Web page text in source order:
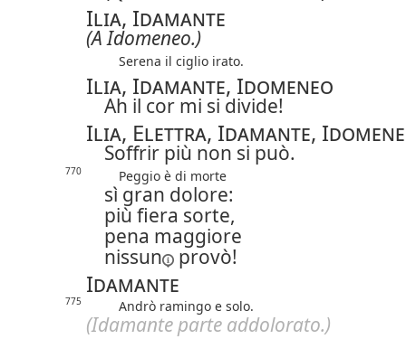
Ilia, Idamante
(A Idomeneo.)
Serena il ciglio irato.
Ilia, Idamante, Idomeneo
Ah il cor mi si divide!
Ilia, Elettra, Idamante,
Soffrir più non si può.
770 Peggio è di morte
sì gran dolore:
più fiera sorte,
pena maggiore
nissun
provò!
Idamante
775 Andrò ramingo e solo.
(Idamante parte addolorato.)